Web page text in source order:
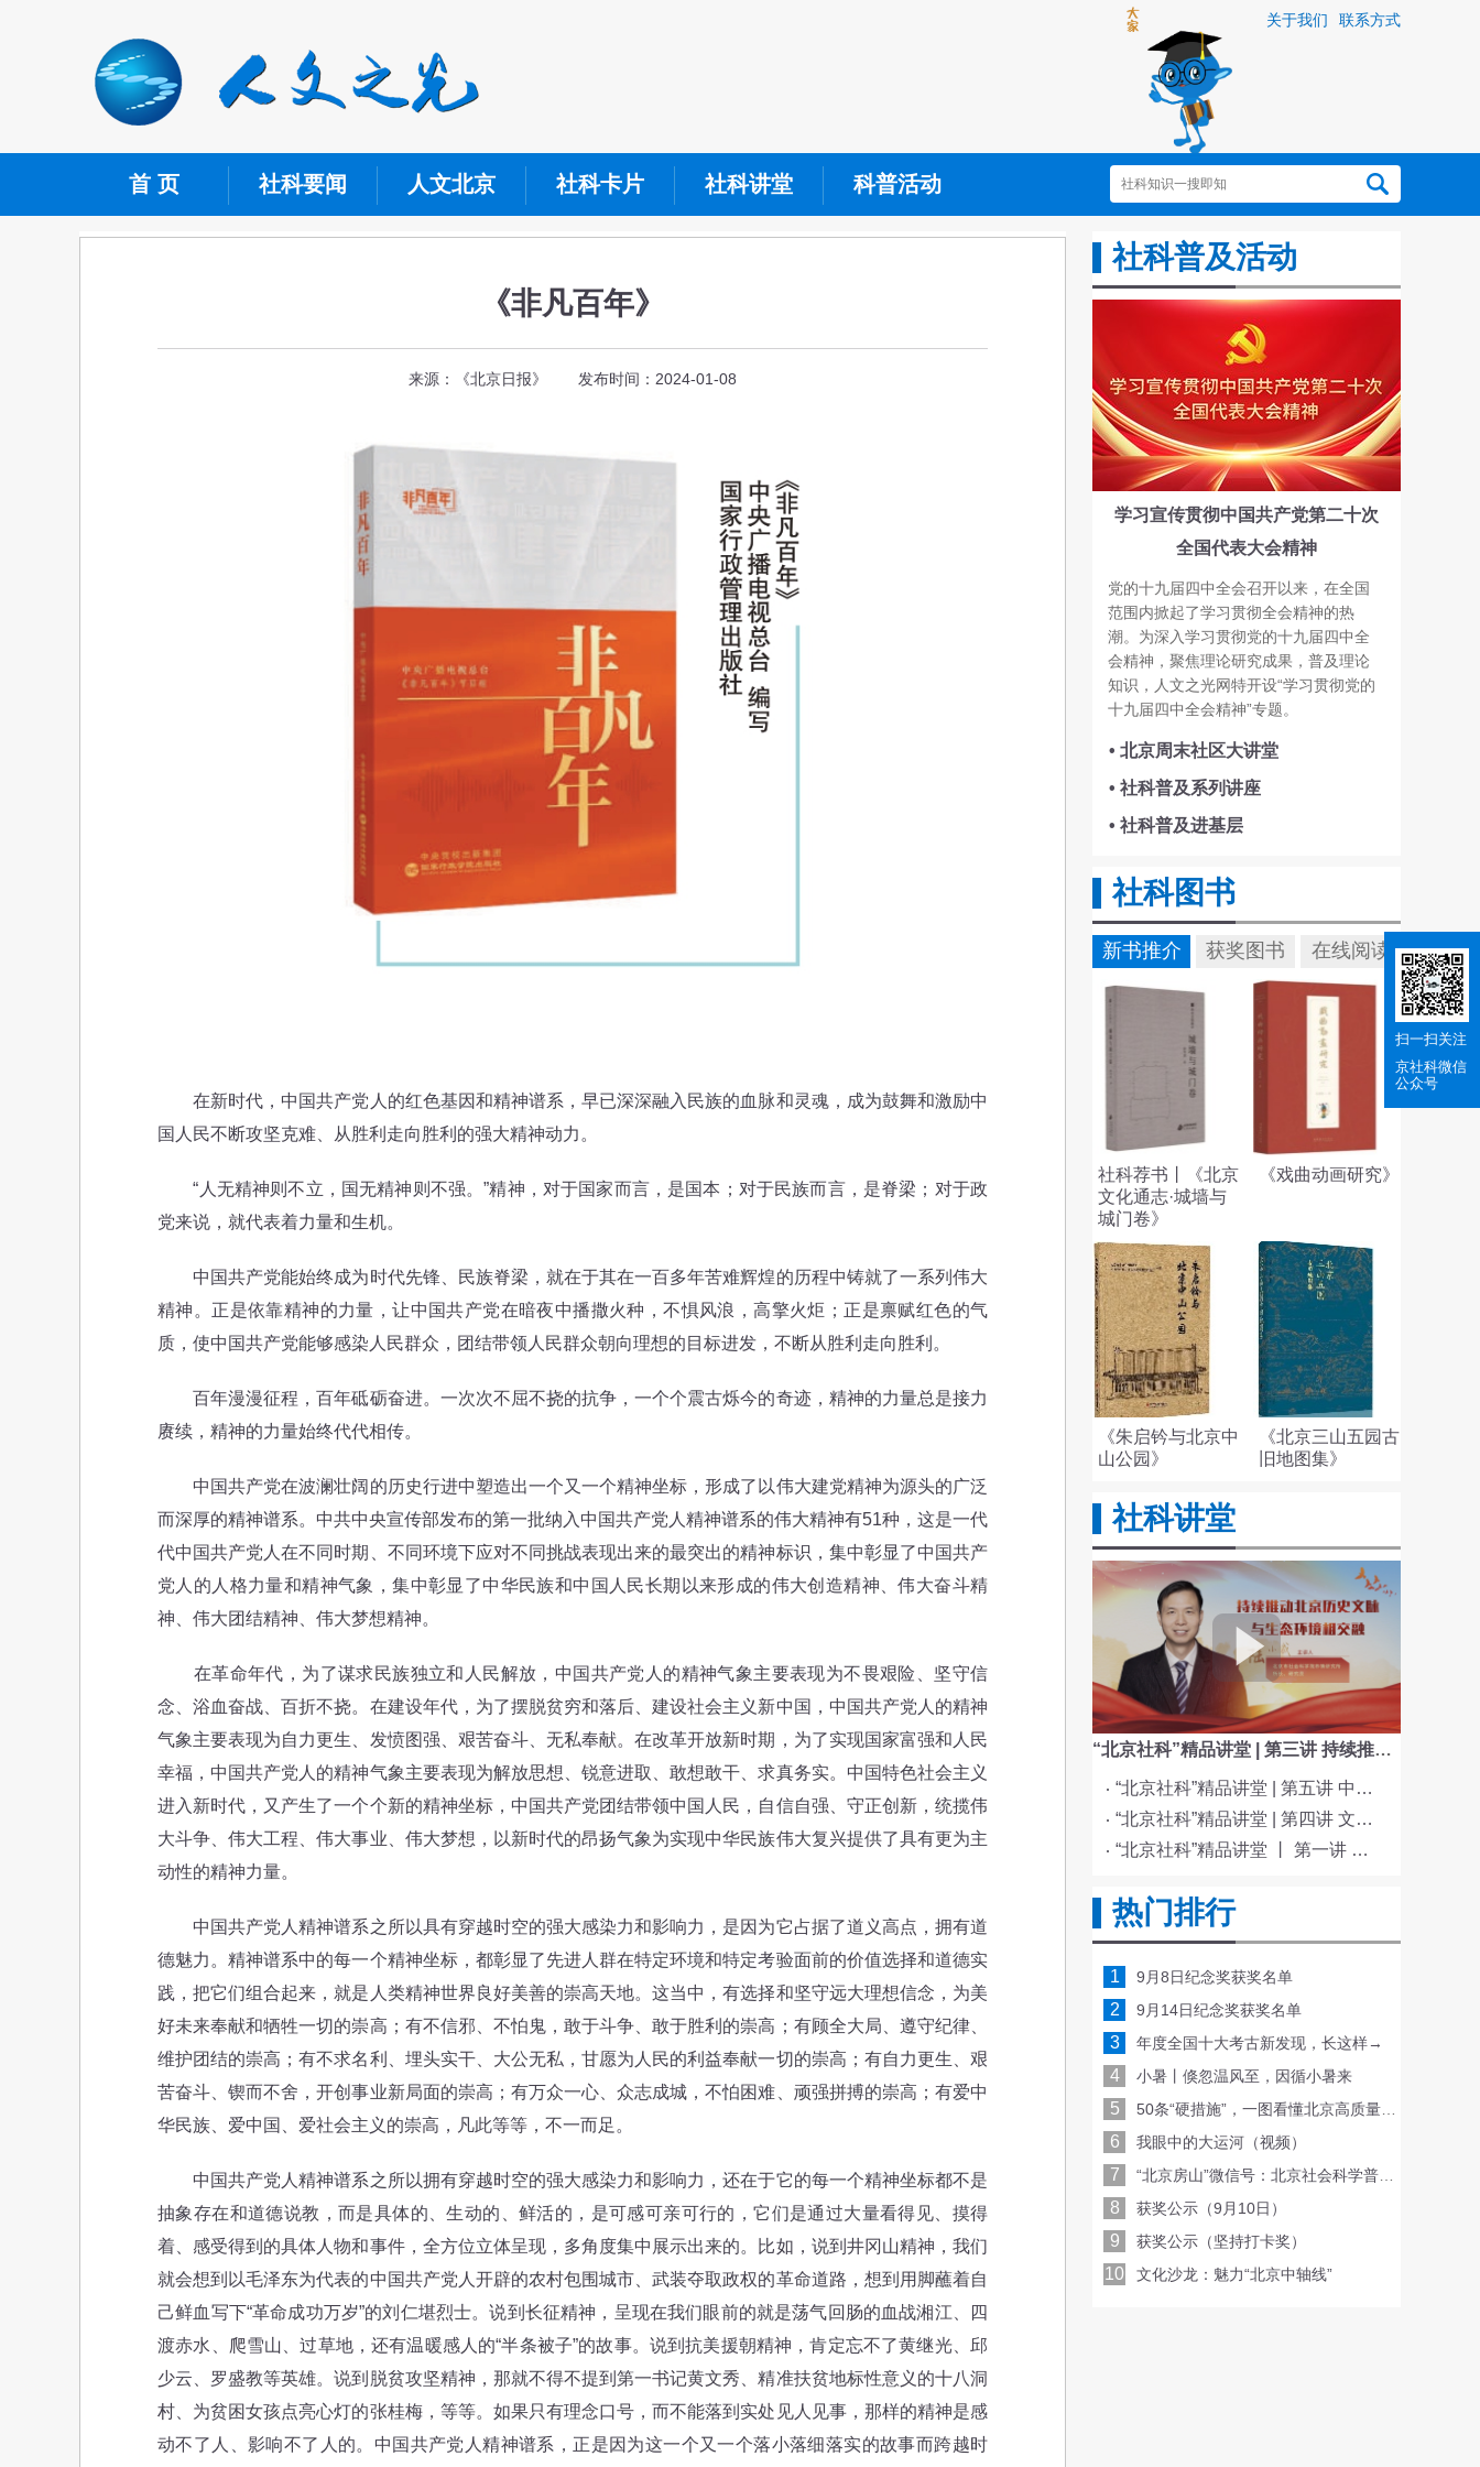
关于我们 联系方式
首 页 社科要闻 人文北京 社科卡片 社科讲堂 科普活动
《非凡百年》
来源：《北京日报》 发布时间：2024-01-08
在新时代，中国共产党人的红色基因和精神谱系，早已深深融入民族的血脉和灵魂，成为鼓舞和激励中
国人民不断攻坚克难、从胜利走向胜利的强大精神动力。
“人无精神则不立，国无精神则不强。”精神，对于国家而言，是国本；对于民族而言，是脊梁；对于政
党来说，就代表着力量和生机。
中国共产党能始终成为时代先锋、民族脊梁，就在于其在一百多年苦难辉煌的历程中铸就了一系列伟大
精神。正是依靠精神的力量，让中国共产党在暗夜中播撒火种，不惧风浪，高擎火炬；正是禀赋红色的气
质，使中国共产党能够感染人民群众，团结带领人民群众朝向理想的目标进发，不断从胜利走向胜利。
百年漫漫征程，百年砥砺奋进。一次次不屈不挠的抗争，一个个震古烁今的奇迹，精神的力量总是接力
赓续，精神的力量始终代代相传。
中国共产党在波澜壮阔的历史行进中塑造出一个又一个精神坐标，形成了以伟大建党精神为源头的广泛
而深厚的精神谱系。中共中央宣传部发布的第一批纳入中国共产党人精神谱系的伟大精神有51种，这是一代
代中国共产党人在不同时期、不同环境下应对不同挑战表现出来的最突出的精神标识，集中彰显了中国共产
党人的人格力量和精神气象，集中彰显了中华民族和中国人民长期以来形成的伟大创造精神、伟大奋斗精
神、伟大团结精神、伟大梦想精神。
在革命年代，为了谋求民族独立和人民解放，中国共产党人的精神气象主要表现为不畏艰险、坚守信
念、浴血奋战、百折不挠。在建设年代，为了摆脱贫穷和落后、建设社会主义新中国，中国共产党人的精神
气象主要表现为自力更生、发愤图强、艰苦奋斗、无私奉献。在改革开放新时期，为了实现国家富强和人民
幸福，中国共产党人的精神气象主要表现为解放思想、锐意进取、敢想敢干、求真务实。中国特色社会主义
进入新时代，又产生了一个个新的精神坐标，中国共产党团结带领中国人民，自信自强、守正创新，统揽伟
大斗争、伟大工程、伟大事业、伟大梦想，以新时代的昂扬气象为实现中华民族伟大复兴提供了具有更为主
动性的精神力量。
中国共产党人精神谱系之所以具有穿越时空的强大感染力和影响力，是因为它占据了道义高点，拥有道
德魅力。精神谱系中的每一个精神坐标，都彰显了先进人群在特定环境和特定考验面前的价值选择和道德实
践，把它们组合起来，就是人类精神世界良好美善的崇高天地。这当中，有选择和坚守远大理想信念，为美
好未来奉献和牺牲一切的崇高；有不信邪、不怕鬼，敢于斗争、敢于胜利的崇高；有顾全大局、遵守纪律、
维护团结的崇高；有不求名利、埋头实干、大公无私，甘愿为人民的利益奉献一切的崇高；有自力更生、艰
苦奋斗、锲而不舍，开创事业新局面的崇高；有万众一心、众志成城，不怕困难、顽强拼搏的崇高；有爱中
华民族、爱中国、爱社会主义的崇高，凡此等等，不一而足。
中国共产党人精神谱系之所以拥有穿越时空的强大感染力和影响力，还在于它的每一个精神坐标都不是
抽象存在和道德说教，而是具体的、生动的、鲜活的，是可感可亲可行的，它们是通过大量看得见、摸得
着、感受得到的具体人物和事件，全方位立体呈现，多角度集中展示出来的。比如，说到井冈山精神，我们
就会想到以毛泽东为代表的中国共产党人开辟的农村包围城市、武装夺取政权的革命道路，想到用脚蘸着自
己鲜血写下“革命成功万岁”的刘仁堪烈士。说到长征精神，呈现在我们眼前的就是荡气回肠的血战湘江、四
渡赤水、爬雪山、过草地，还有温暖感人的“半条被子”的故事。说到抗美援朝精神，肯定忘不了黄继光、邱
少云、罗盛教等英雄。说到脱贫攻坚精神，那就不得不提到第一书记黄文秀、精准扶贫地标性意义的十八洞
村、为贫困女孩点亮心灯的张桂梅，等等。如果只有理念口号，而不能落到实处见人见事，那样的精神是感
动不了人、影响不了人的。中国共产党人精神谱系，正是因为这一个又一个落小落细落实的故事而跨越时
社科普及活动
学习宣传贯彻中国共产党第二十次
全国代表大会精神
党的十九届四中全会召开以来，在全国
范围内掀起了学习贯彻全会精神的热
潮。为深入学习贯彻党的十九届四中全
会精神，聚焦理论研究成果，普及理论
知识，人文之光网特开设“学习贯彻党的
十九届四中全会精神”专题。
• 北京周末社区大讲堂
• 社科普及系列讲座
• 社科普及进基层
社科图书
新书推介 获奖图书 在线阅读
社科荐书丨《北京
文化通志·城墙与
城门卷》
《戏曲动画研究》
《朱启钤与北京中
山公园》
《北京三山五园古
旧地图集》
社科讲堂
“北京社科”精品讲堂 | 第三讲 持续推动北京历史文脉与生态环境相交融
“北京社科”精品讲堂 | 第五讲 中国电影与文化传统
“北京社科”精品讲堂 | 第四讲 文化与科技融合赋能新质生产力发展
“北京社科”精品讲堂 丨 第一讲 《红楼梦》的北京情缘
热门排行
1 9月8日纪念奖获奖名单
2 9月14日纪念奖获奖名单
3 年度全国十大考古新发现，长这样→
4 小暑丨倏忽温风至，因循小暑来
5 50条“硬措施”，一图看懂北京高质量发展路线图！
6 我眼中的大运河（视频）
7 “北京房山”微信号：北京社会科学普及周线上亮相，每天一场讲座或沙龙！
8 获奖公示（9月10日）
9 获奖公示（坚持打卡奖）
10 文化沙龙：魅力“北京中轴线”
扫一扫关注
京社科微信
公众号